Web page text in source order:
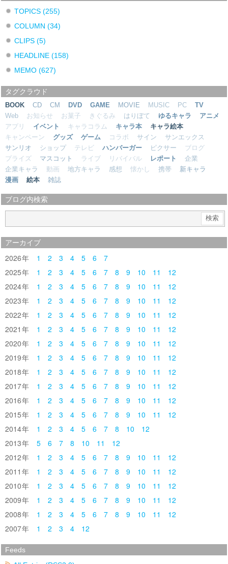
TOPICS (255)
COLUMN (34)
CLIPS (5)
HEADLINE (158)
MEMO (627)
タグクラウド
BOOK CD CM DVD GAME MOVIE MUSIC PC
TV
Web
お知らせ お菓子 きぐるみ はりぼて ゆるキャラ
アニメ
アプリ
イベント キャラコラム キャラ本
キャラ絵本
キャンペーン
グッズ ゲーム コラボ サイン
サンエックス
サンリオ
ショップ テレビ ハンバーガー ピクサー
ブログ
プライズ
マスコット ライブ リバイバル レポート
企業
企業キャラ
動画 地方キャラ 感想 懐かし 携帯
新キャラ
漫画
絵本 雑誌
ブログ内検索
アーカイブ
2026 1 2 3 4 5 6
7
2025
1 2 3 4 5 6 7 8 9 10 11
12
2024
1 2 3 4 5 6 7 8 9 10 11
12
2023
1 2 3 4 5 6 7 8 9 10 11
12
2022
1 2 3 4 5 6 7 8 9 10 11
12
2021
1 2 3 4 5 6 7 8 9 10 11
12
2020
1 2 3 4 5 6 7 8 9 10 11
12
2019
1 2 3 4 5 6 7 8 9 10 11
12
2018
1 2 3 4 5 6 7 8 9 10 11
12
2017
1 2 3 4 5 6 7 8 9 10 11
12
2016
1 2 3 4 5 6 7 8 9 10 11
12
2015
1 2 3 4 5 6 7 8 9 10 11
12
2014
1 2 3 4 5 6 7 8 10
12
2013
5 6 7 8 10 11
12
2012
1 2 3 4 5 6 7 8 9 10 11
12
2011
1 2 3 4 5 6 7 8 9 10 11
12
2010
1 2 3 4 5 6 7 8 9 10 11
12
2009
1 2 3 4 5 6 7 8 9 10 11
12
2008
1 2 3 4 5 6 7 8 9 10 11
12
2007
1 2 3 4 12
Feeds